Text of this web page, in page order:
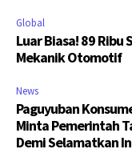
Global
Luar Biasa! 89 Ribu
Mekanik Otomotif
News
Paguyuban
Minta Pemerintah
Demi Selamatkan